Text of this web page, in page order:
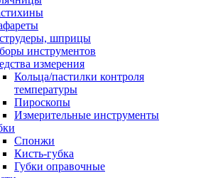
шприцы
инструментов
измерения
Кольца/пастилки контроля
температуры
Пироскопы
Измерительные инструменты
Спонжи
Кисть-губка
Губки оправочные